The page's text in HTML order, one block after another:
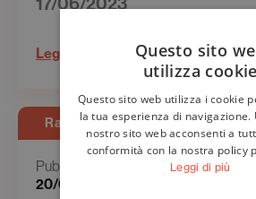
Leggi
Rassegna Stampa - Web
Pubblicato il
20/06/2023
Questo sito
utilizza cookie
Questo sito web utilizza i cookie
la tua esperienza di navigazione.
nostro sito web acconsenti a
conformità con la nostra policy
Leggi di più